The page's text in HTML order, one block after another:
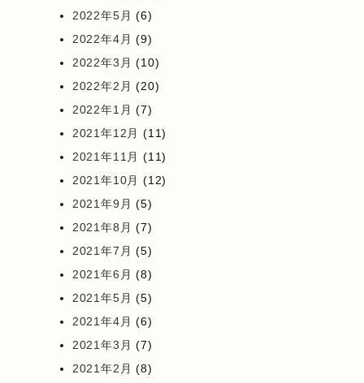
2022年5月 (6)
2022年4月 (9)
2022年3月 (10)
2022年2月 (20)
2022年1月 (7)
2021年12月 (11)
2021年11月 (11)
2021年10月 (12)
2021年9月 (5)
2021年8月 (7)
2021年7月 (5)
2021年6月 (8)
2021年5月 (5)
2021年4月 (6)
2021年3月 (7)
2021年2月 (8)